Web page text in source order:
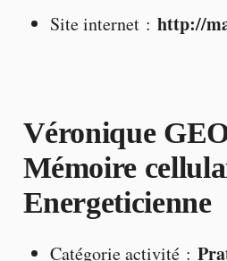
Site internet : http://
Véronique
Mémoire
Energeticienne
Catégorie activité :